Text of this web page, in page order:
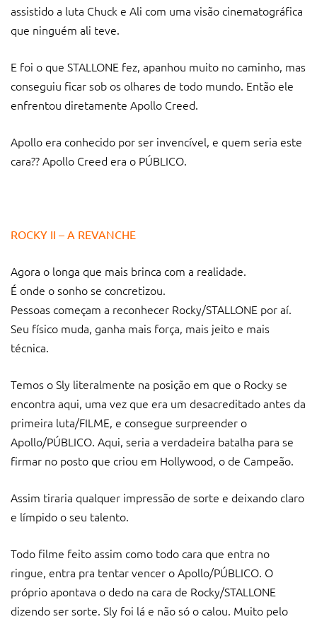
assistido a luta Chuck e Ali com uma visão cinematográfica
que ninguém ali teve.
E foi o que STALLONE fez, apanhou muito no caminho, mas
conseguiu ficar sob os olhares de todo mundo. Então ele
enfrentou diretamente Apollo Creed.
Apollo era conhecido por ser invencível, e quem seria este
cara?? Apollo Creed era o PÚBLICO.
ROCKY II – A REVANCHE
Agora o longa que mais brinca com a realidade.
É onde o sonho se concretizou.
Pessoas começam a reconhecer Rocky/STALLONE por aí.
Seu físico muda, ganha mais força, mais jeito e mais
técnica.
Temos o Sly literalmente na posição em que o Rocky se
encontra aqui, uma vez que era um desacreditado antes da
primeira luta/FILME, e consegue surpreender o
Apollo/PÚBLICO. Aqui, seria a verdadeira batalha para se
firmar no posto que criou em Hollywood, o de Campeão.
Assim tiraria qualquer impressão de sorte e deixando claro
e límpido o seu talento.
Todo filme feito assim como todo cara que entra no
ringue, entra pra tentar vencer o Apollo/PÚBLICO. O
próprio apontava o dedo na cara de Rocky/STALLONE
dizendo ser sorte. Sly foi lá e não só o calou. Muito pelo